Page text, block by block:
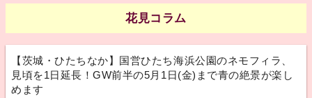
花見コラム
【茨城・ひたちなか】国営ひたち海浜公園のネモフィラ、
見頃を1日延長！GW前半の5月1日(金)まで青の絶景が楽し
めます